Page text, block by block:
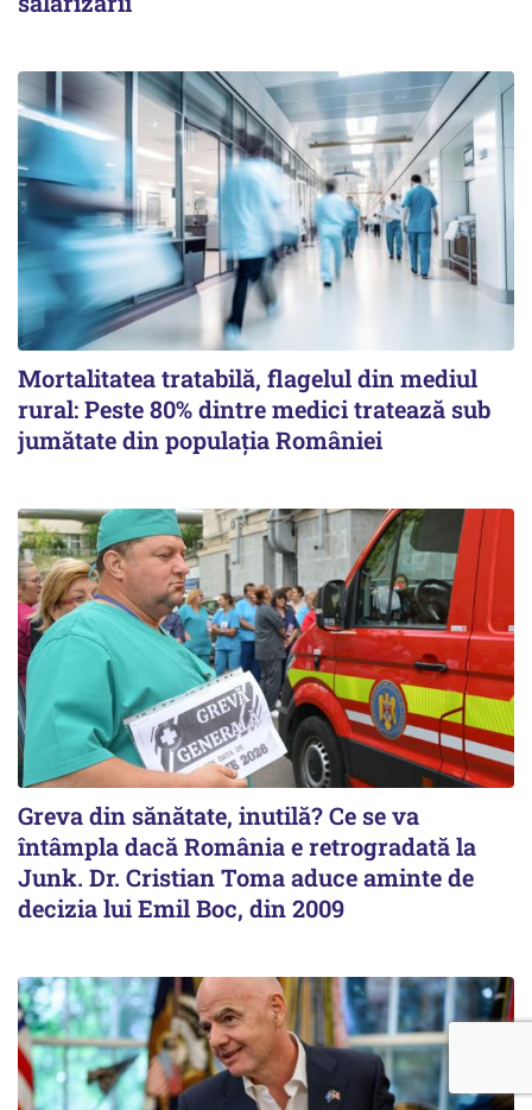
Mortalitatea tratabilă, flagelul din mediul
rural: Peste 80% dintre medici tratează sub
jumătate din populația României
Greva din sănătate, inutilă? Ce se va
întâmpla dacă România e retrogradată la
Junk. Dr. Cristian Toma aduce aminte de
decizia lui Emil Boc, din 2009